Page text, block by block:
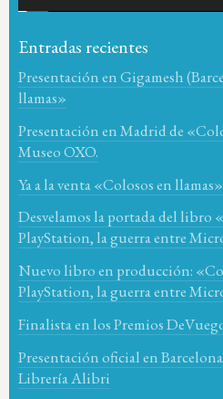
Entradas recientes
Presentación en Gigamesh
llamas»
Presentación en Madrid de
Museo OXO.
Ya a la venta «Colosos en llamas»
Desvelamos la portada del libro
PlayStation, la guerra entre
Nuevo libro en producción:
PlayStation, la guerra entre
Finalista en los Premios
Presentación oficial en
Librería Alibri